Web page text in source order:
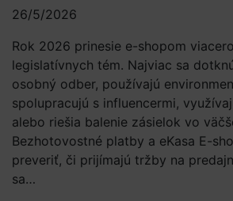
26/5/2026
Rok 2026 prinesie e-shopom
legislatívnych tém. Najviac sa
osobný odber, používajú
spolupracujú s influencermi,
alebo riešia balenie zásielok vo
Bezhotovostné platby a eKasa E-
preveriť, či prijímajú tržby na
sa…